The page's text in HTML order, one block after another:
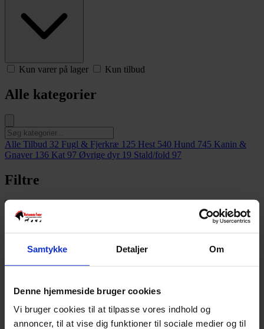
Samtykke Detaljer Om
Denne hjemmeside bruger cookies
Vi bruger cookies til at tilpasse vores indhold og
annoncer, til at vise dig funktioner til sociale medier og til
Kun varer på lager Kun tilbud
Alle kategorier
Alle Tilbud 32 Fugl & Fjerkræ 125 Hest 540 Hund 745 Kanin &
Gnaver 136 Kat 97 Øvrige dyr 19 Stald/fold 97
Filtre
Viser21-30